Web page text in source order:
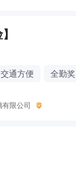
交通方便 全勤奖
限公司